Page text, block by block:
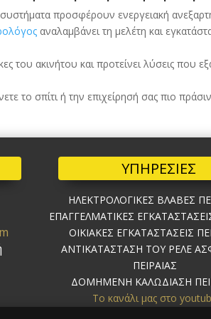
προσφέρουν ενεργειακή
αναλαμβάνει τη μελέτη και
του ακινήτου και προτείνει λύσεις που
το σπίτι ή την επιχείρησή σας πιο
ΥΠΗΡΕΣΙΕΣ
ΗΛΕΚΤΡΟΛΟΓΙΚΕΣ ΒΛΑΒΕΣ
ΕΠΑΓΓΕΛΜΑΤΙΚΕΣ
ΟΙΚΙΑΚΕΣ ΕΓΚΑΤΑΣΤΑΣΕΙΣ
ΑΝΤΙΚΑΤΑΣΤΑΣΗ ΤΟΥ ΡΕΛΕ
ΠΕΙΡΑΙΑΣ
ΔΟΜΗΜΕΝΗ ΚΑΛΩΔΙΑΣΗ
Το κανάλι μας στο